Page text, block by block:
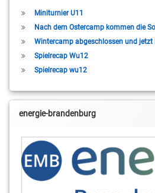
Miniturnier U11
Nach dem Ostercamp kommen die
Wintercamp abgeschlossen und
Spielrecap Wu12
Spielrecap wu12
energie-brandenburg